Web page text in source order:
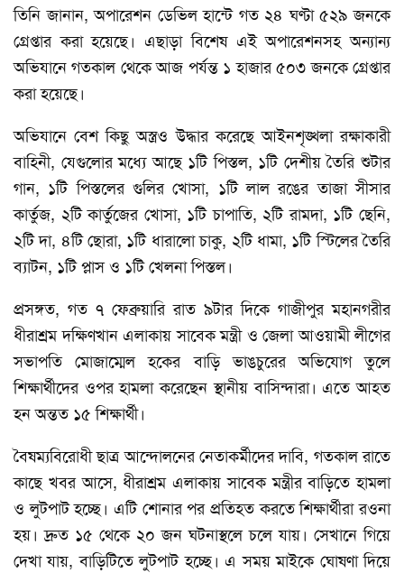
তিনি জানান, অপারেশন ডেভিল হান্টে গত ২৪ ঘণ্টা ৫২৯ জনকে
গ্রেপ্তার করা হয়েছে। এছাড়া বিশেষ এই অপারেশনসহ অন্যান্য
অভিযানে গতকাল থেকে আজ পর্যন্ত ১ হাজার ৫০৩ জনকে গ্রেপ্তার
করা হয়েছে।
অভিযানে বেশ কিছু অস্ত্রও উদ্ধার করেছে আইনশৃঙ্খলা রক্ষাকারী
বাহিনী, যেগুলোর মধ্যে আছে ১টি পিস্তল, ১টি দেশীয় তৈরি শুটার
গান, ১টি পিস্তলের গুলির খোসা, ১টি লাল রঙের তাজা সীসার
কার্তুজ, ২টি কার্তুজের খোসা, ১টি চাপাতি, ২টি রামদা, ১টি ছেনি,
২টি দা, ৪টি ছোরা, ১টি ধারালো চাকু, ২টি ধামা, ১টি স্টিলের তৈরি
ব্যাটন, ১টি প্লাস ও ১টি খেলনা পিস্তল।
প্রসঙ্গত, গত ৭ ফেব্রুয়ারি রাত ৯টার দিকে গাজীপুর মহানগরীর
ধীরাশ্রম দক্ষিণখান এলাকায় সাবেক মন্ত্রী ও জেলা আওয়ামী লীগের
সভাপতি মোজাম্মেল হকের বাড়ি ভাঙচুরের অভিযোগ তুলে
শিক্ষার্থীদের ওপর হামলা করেছেন স্থানীয় বাসিন্দারা। এতে আহত
হন অন্তত ১৫ শিক্ষার্থী।
বৈষম্যবিরোধী ছাত্র আন্দোলনের নেতাকর্মীদের দাবি, গতকাল রাতে
কাছে খবর আসে, ধীরাশ্রম এলাকায় সাবেক মন্ত্রীর বাড়িতে হামলা
ও লুটপাট হচ্ছে। এটি শোনার পর প্রতিহত করতে শিক্ষার্থীরা রওনা
হয়। দ্রুত ১৫ থেকে ২০ জন ঘটনাস্থলে চলে যায়। সেখানে গিয়ে
দেখা যায়, বাড়িটিতে লুটপাট হচ্ছে। এ সময় মাইকে ঘোষণা দিয়ে